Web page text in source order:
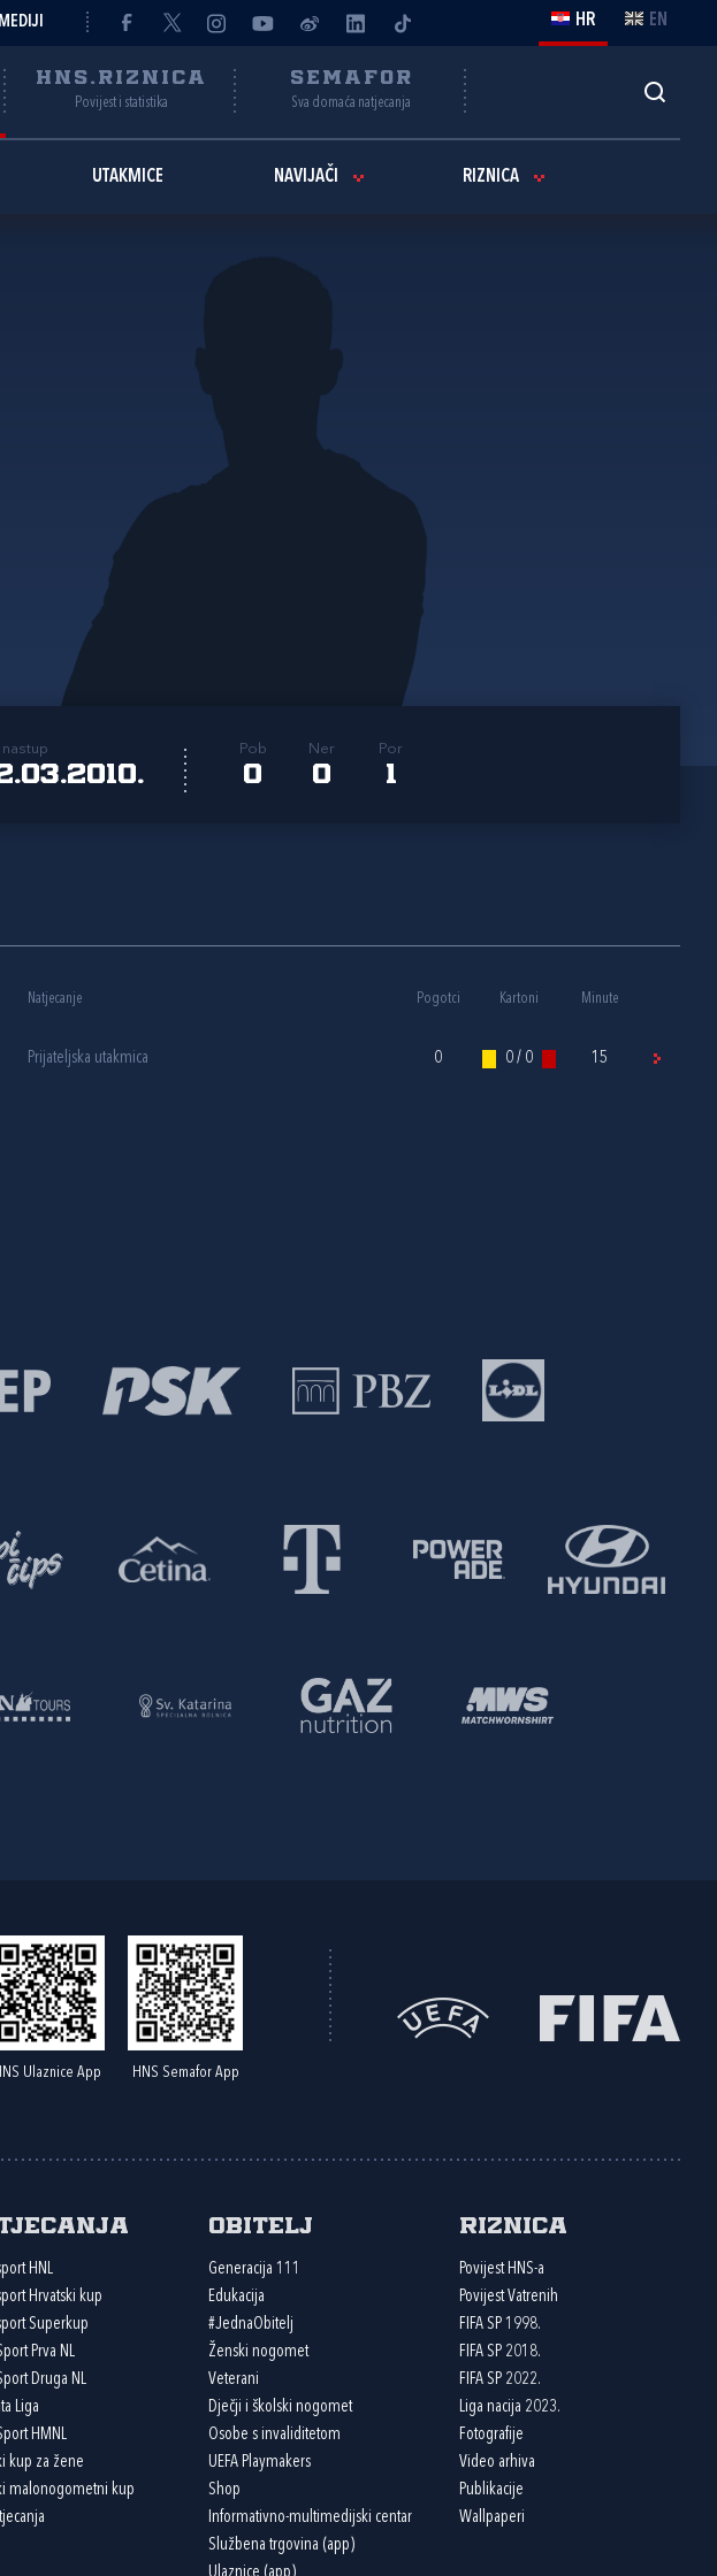
MEDIJI HR EN
HNS.RIZNICA
Povijest i statistika
SEMAFOR
Sva domaća natjecanja
UTAKMICE NAVIJAČI RIZNICA
nastup Pob
0
Ner
0
Por
1
Natjecanje Pogotci Kartoni Minute
Prijateljska utakmica 0 0 / 0 15
Ulaznice App HNS Semafor App
HNL
Hrvatski kup
Superkup
Prva NL
Druga NL
Liga
HMNL
kup za žene
malonogometni kup
Obitelj
Generacija 111
Edukacija
#JednaObitelj
Ženski nogomet
Veterani
Dječji i školski nogomet
Osobe s invaliditetom
UEFA Playmakers
Shop
Informativno-multimedijski centar
Službena trgovina (app)
Riznica
Povijest HNS-a
Povijest Vatrenih
FIFA SP 1998.
FIFA SP 2018.
FIFA SP 2022.
Liga nacija 2023.
Fotografije
Video arhiva
Publikacije
Wallpaperi